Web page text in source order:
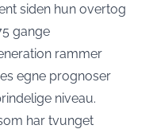
siden hun overtog
gange
rammer
egne prognoser
niveau.
har tvunget